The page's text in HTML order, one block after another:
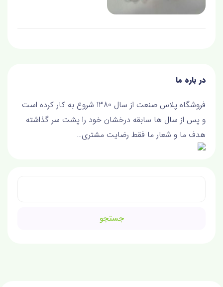
در باره ما
فروشگاه پلاس صنعت از سال 1380 شروع به کار کرده است
و پس از سال ها سابقه درخشان خود را پشت سر گذاشته
هدف ما و شعار ما فقط رضايت مشتري…